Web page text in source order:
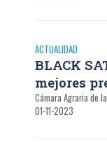
ACTUALIDAD
BLACK
mejores
Cámara Agraria de
01-11-2023